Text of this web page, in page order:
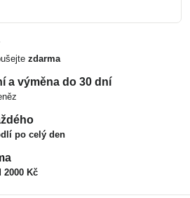
zdarma
a výměna do 30 dní
po celý den
2000 Kč